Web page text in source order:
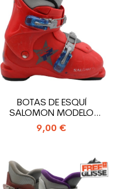
BOTAS DE ESQUÍ
SALOMON MODELO
PERFORMA T2_2
GANCHOS
9,00 €